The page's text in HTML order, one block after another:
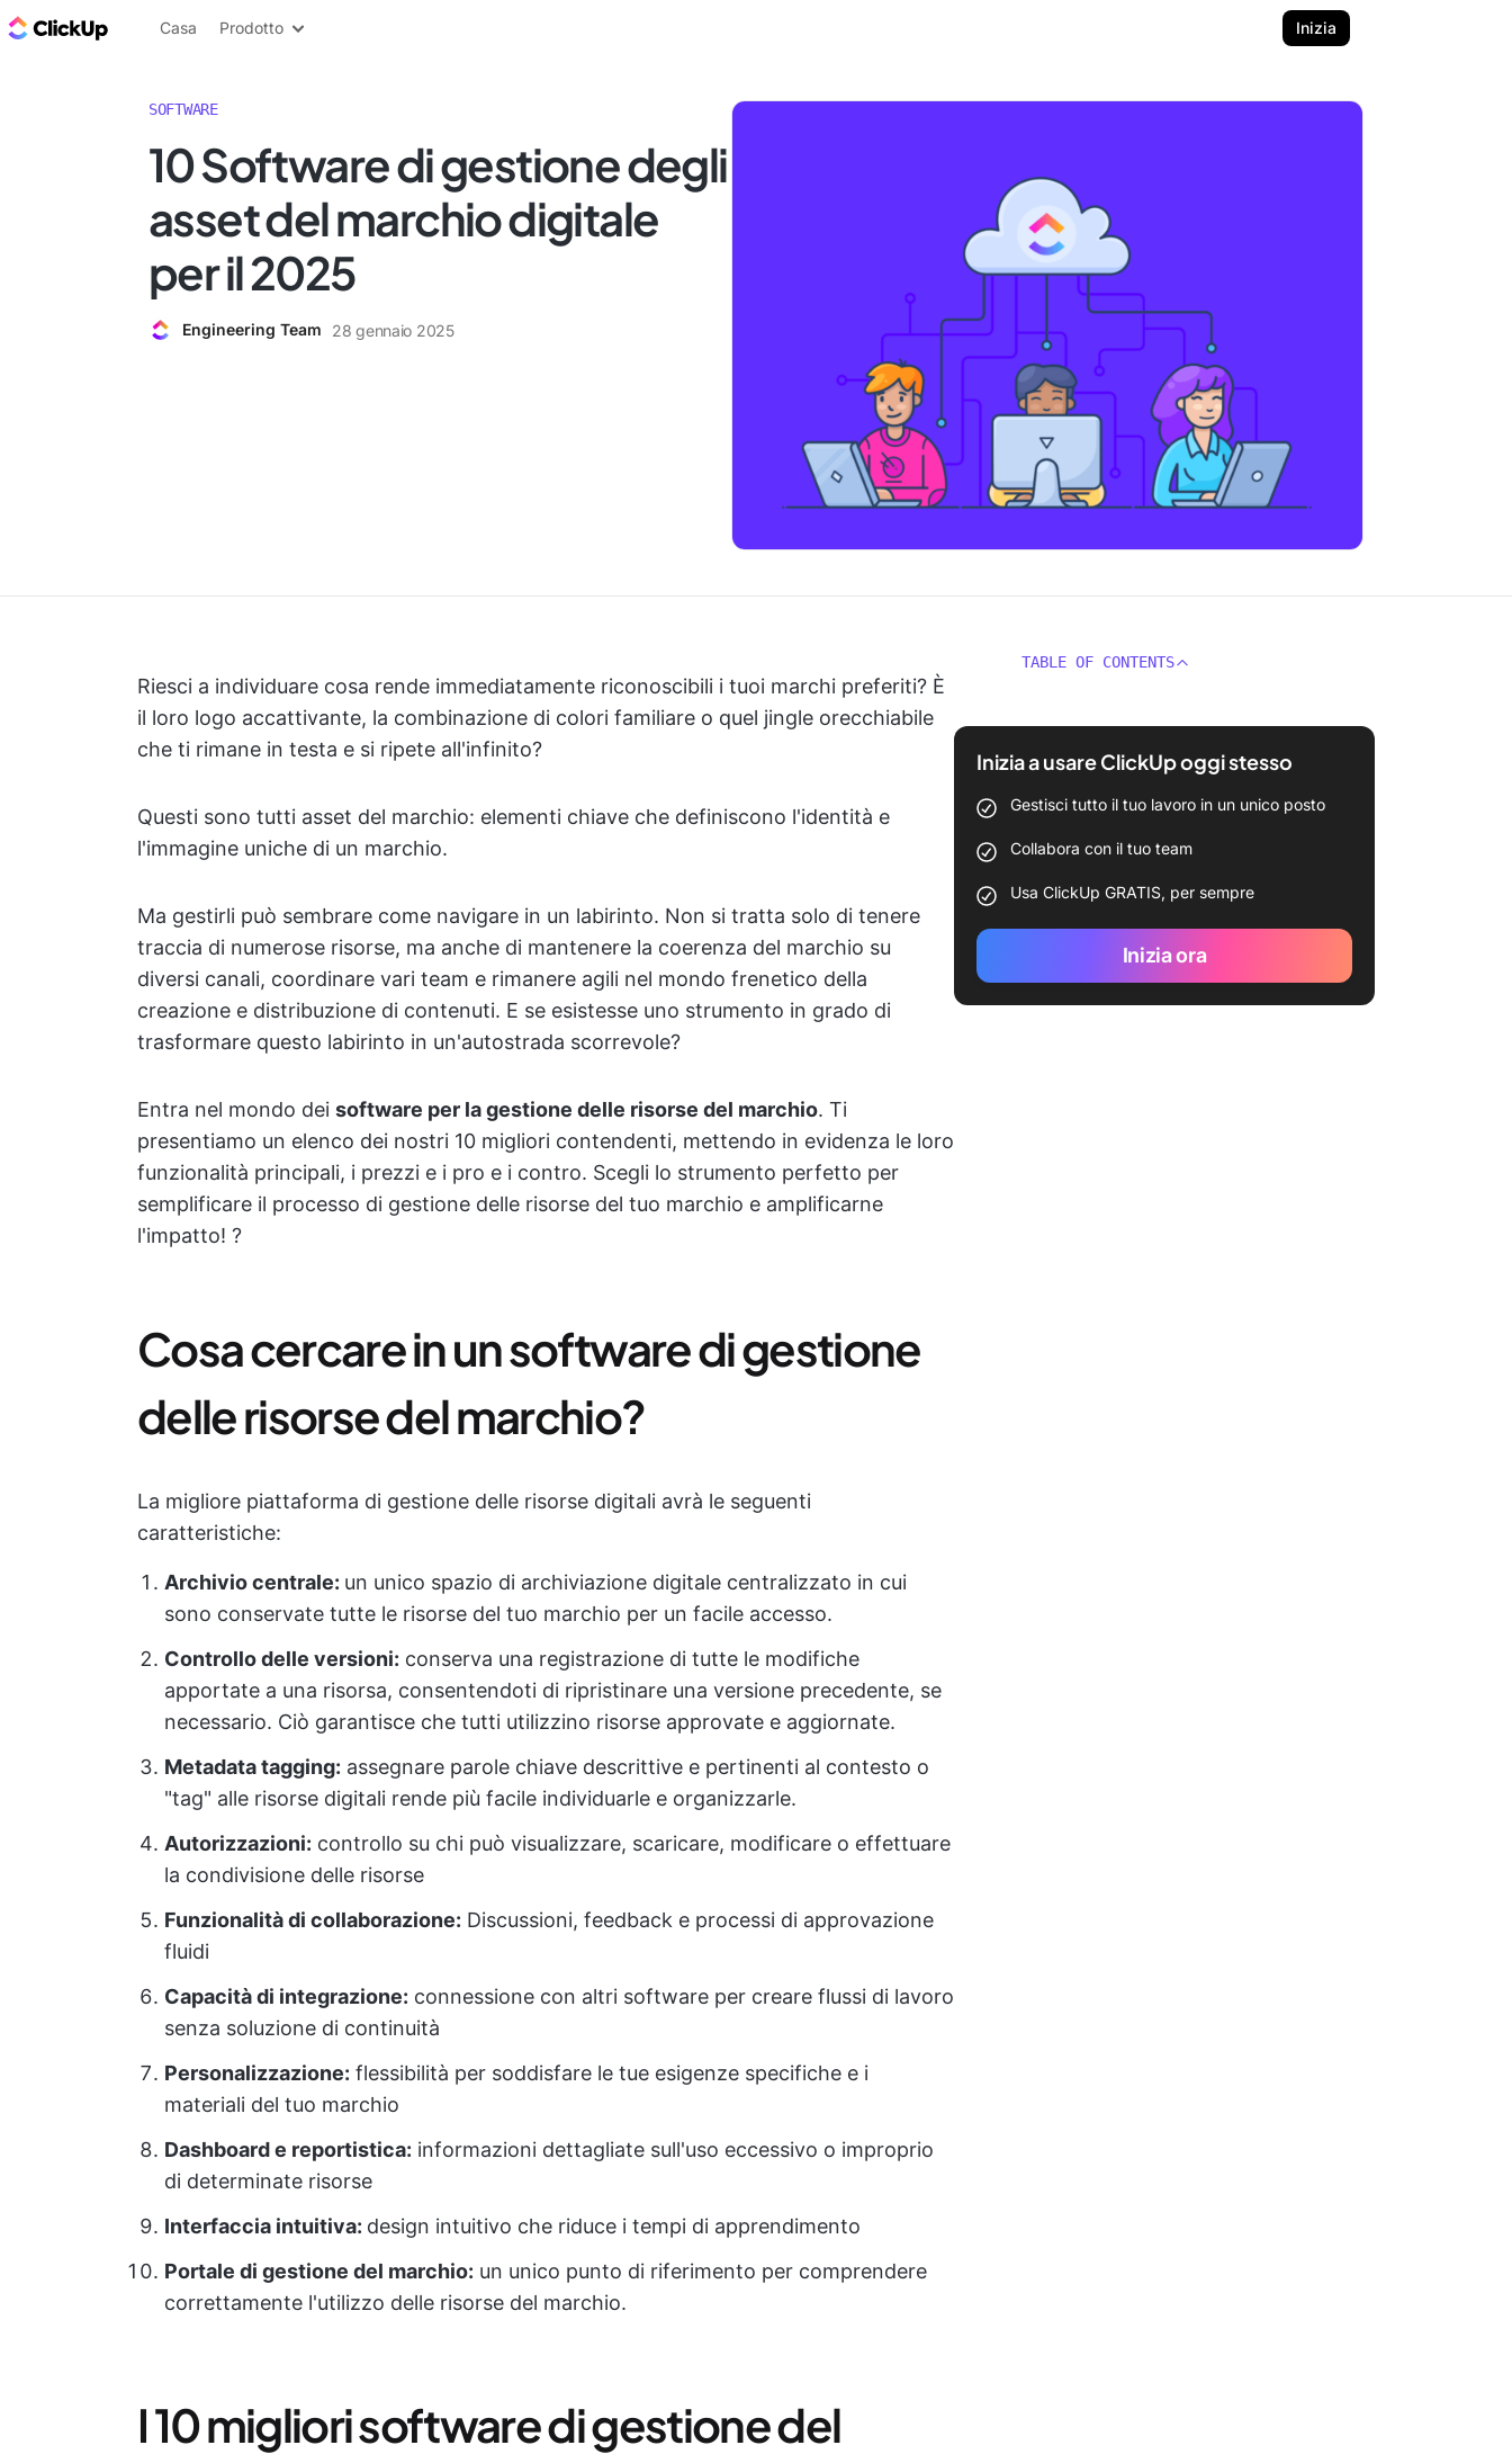
Blog di ClickUp
Casa Prodotto Inizia
SOFTWARE
10 Software di gestione degli
asset del marchio digitale
per il 2025
Engineering Team 28 gennaio 2025
Riesci a individuare cosa rende immediatamente riconoscibili i tuoi marchi preferiti? È
il loro logo accattivante, la combinazione di colori familiare o quel jingle orecchiabile
che ti rimane in testa e si ripete all'infinito?
Questi sono tutti asset del marchio: elementi chiave che definiscono l'identità e
l'immagine uniche di un marchio.
Ma gestirli può sembrare come navigare in un labirinto. Non si tratta solo di tenere
traccia di numerose risorse, ma anche di mantenere la coerenza del marchio su
diversi canali, coordinare vari team e rimanere agili nel mondo frenetico della
creazione e distribuzione di contenuti. E se esistesse uno strumento in grado di
trasformare questo labirinto in un'autostrada scorrevole?
Entra nel mondo dei software per la gestione delle risorse del marchio. Ti
presentiamo un elenco dei nostri 10 migliori contendenti, mettendo in evidenza le loro
funzionalità principali, i prezzi e i pro e i contro. Scegli lo strumento perfetto per
semplificare il processo di gestione delle risorse del tuo marchio e amplificarne
l'impatto! ?
Cosa cercare in un software di gestione
delle risorse del marchio?
La migliore piattaforma di gestione delle risorse digitali avrà le seguenti
caratteristiche:
Archivio centrale: un unico spazio di archiviazione digitale centralizzato in cui
sono conservate tutte le risorse del tuo marchio per un facile accesso.
Controllo delle versioni: conserva una registrazione di tutte le modifiche
apportate a una risorsa, consentendoti di ripristinare una versione precedente, se
necessario. Ciò garantisce che tutti utilizzino risorse approvate e aggiornate.
Metadata tagging: assegnare parole chiave descrittive e pertinenti al contesto o
"tag" alle risorse digitali rende più facile individuarle e organizzarle.
Autorizzazioni: controllo su chi può visualizzare, scaricare, modificare o effettuare
la condivisione delle risorse
Funzionalità di collaborazione: Discussioni, feedback e processi di approvazione
fluidi
Capacità di integrazione: connessione con altri software per creare flussi di lavoro
senza soluzione di continuità
Personalizzazione: flessibilità per soddisfare le tue esigenze specifiche e i
materiali del tuo marchio
Dashboard e reportistica: informazioni dettagliate sull'uso eccessivo o improprio
di determinate risorse
Interfaccia intuitiva: design intuitivo che riduce i tempi di apprendimento
Portale di gestione del marchio: un unico punto di riferimento per comprendere
correttamente l'utilizzo delle risorse del marchio.
I 10 migliori software di gestione del
TABLE OF CONTENTS
Inizia a usare ClickUp oggi stesso
Gestisci tutto il tuo lavoro in un unico posto
Collabora con il tuo team
Usa ClickUp GRATIS, per sempre
Inizia ora